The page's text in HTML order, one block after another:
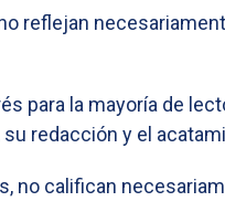
reflejan
para la mayoría de
redacción y el
califican